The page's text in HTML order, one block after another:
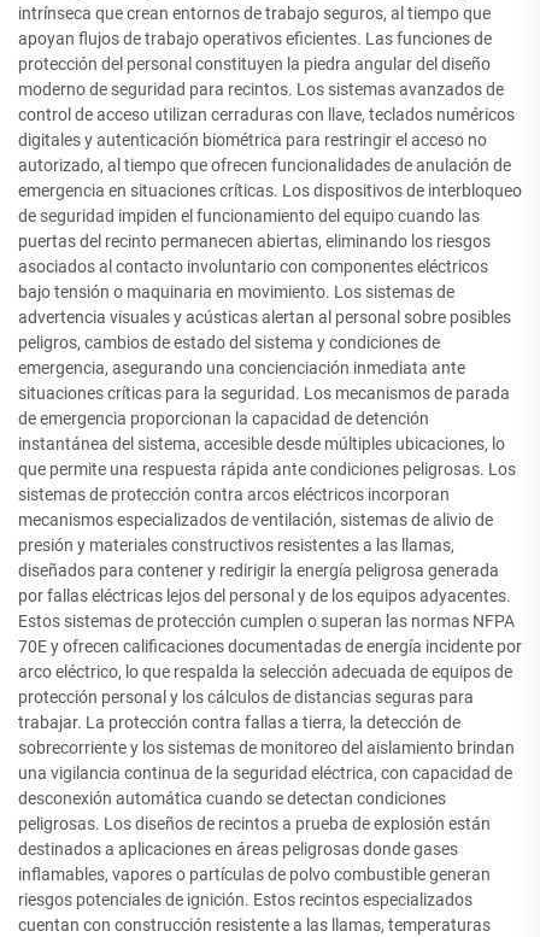
intrínseca que crean entornos de trabajo seguros, al tiempo que
apoyan flujos de trabajo operativos eficientes. Las funciones de
protección del personal constituyen la piedra angular del diseño
moderno de seguridad para recintos. Los sistemas avanzados de
control de acceso utilizan cerraduras con llave, teclados numéricos
digitales y autenticación biométrica para restringir el acceso no
autorizado, al tiempo que ofrecen funcionalidades de anulación de
emergencia en situaciones críticas. Los dispositivos de interbloqueo
de seguridad impiden el funcionamiento del equipo cuando las
puertas del recinto permanecen abiertas, eliminando los riesgos
asociados al contacto involuntario con componentes eléctricos
bajo tensión o maquinaria en movimiento. Los sistemas de
advertencia visuales y acústicas alertan al personal sobre posibles
peligros, cambios de estado del sistema y condiciones de
emergencia, asegurando una concienciación inmediata ante
situaciones críticas para la seguridad. Los mecanismos de parada
de emergencia proporcionan la capacidad de detención
instantánea del sistema, accesible desde múltiples ubicaciones, lo
que permite una respuesta rápida ante condiciones peligrosas. Los
sistemas de protección contra arcos eléctricos incorporan
mecanismos especializados de ventilación, sistemas de alivio de
presión y materiales constructivos resistentes a las llamas,
diseñados para contener y redirigir la energía peligrosa generada
por fallas eléctricas lejos del personal y de los equipos adyacentes.
Estos sistemas de protección cumplen o superan las normas NFPA
70E y ofrecen calificaciones documentadas de energía incidente por
arco eléctrico, lo que respalda la selección adecuada de equipos de
protección personal y los cálculos de distancias seguras para
trabajar. La protección contra fallas a tierra, la detección de
sobrecorriente y los sistemas de monitoreo del aislamiento brindan
una vigilancia continua de la seguridad eléctrica, con capacidad de
desconexión automática cuando se detectan condiciones
peligrosas. Los diseños de recintos a prueba de explosión están
destinados a aplicaciones en áreas peligrosas donde gases
inflamables, vapores o partículas de polvo combustible generan
riesgos potenciales de ignición. Estos recintos especializados
cuentan con construcción resistente a las llamas, temperaturas